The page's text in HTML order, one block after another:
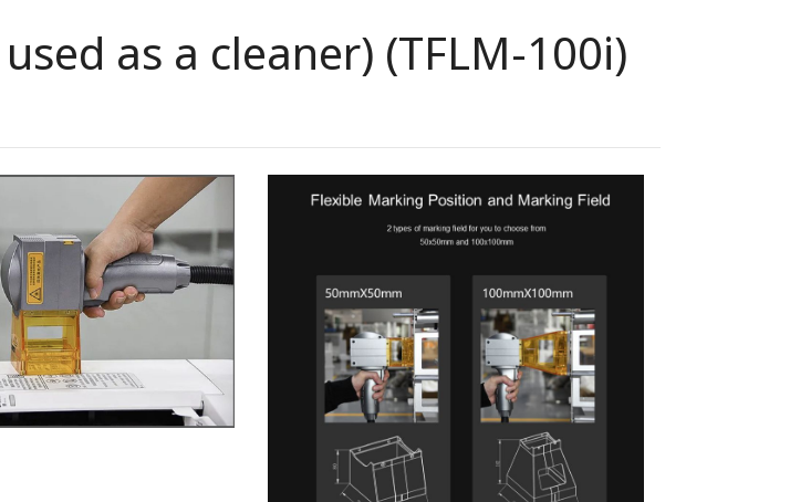
as a cleaner) (TFLM-100i)